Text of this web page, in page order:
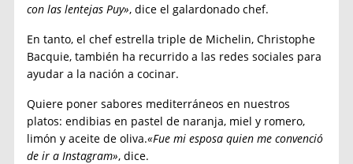
con las lentejas Puy», dice el galardonado chef.
En tanto, el chef estrella triple de Michelin, Christophe
Bacquie, también ha recurrido a las redes sociales para
ayudar a la nación a cocinar.
Quiere poner sabores mediterráneos en nuestros
platos: endibias en pastel de naranja, miel y romero,
limón y aceite de oliva.«Fue mi esposa quien me convenció
de ir a Instagram», dice.